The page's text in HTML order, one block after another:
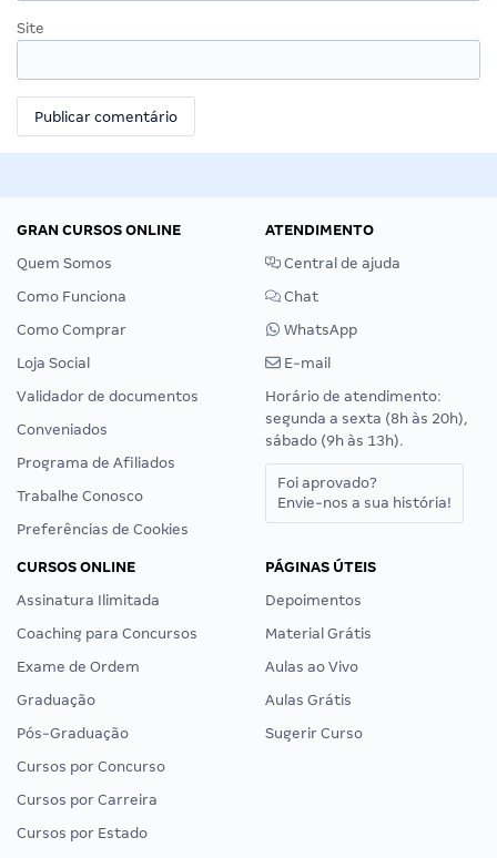
Site
GRAN CURSOS ONLINE
Quem Somos
Como Funciona
Como Comprar
Loja Social
Validador de documentos
Conveniados
Programa de Afiliados
Trabalhe Conosco
Preferências de Cookies
ATENDIMENTO
Central de ajuda
Chat
WhatsApp
E-mail
Horário de atendimento:
segunda a sexta (8h às 20h),
sábado (9h às 13h).
Foi aprovado?
Envie-nos a sua história!
CURSOS ONLINE
Assinatura Ilimitada
Coaching para Concursos
Exame de Ordem
Graduação
Pós-Graduação
Cursos por Concurso
Cursos por Carreira
Cursos por Estado
PÁGINAS ÚTEIS
Depoimentos
Material Grátis
Aulas ao Vivo
Aulas Grátis
Sugerir Curso